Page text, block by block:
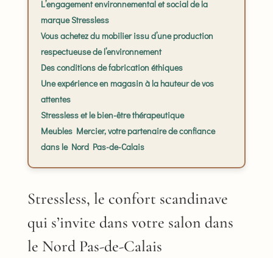
L’engagement environnemental et social de la
marque Stressless
Vous achetez du mobilier issu d’une production
respectueuse de l’environnement
Des conditions de fabrication éthiques
Une expérience en magasin à la hauteur de vos
attentes
Stressless et le bien-être thérapeutique
Meubles Mercier, votre partenaire de confiance
dans le Nord Pas-de-Calais
Stressless, le confort scandinave
qui s’invite dans votre salon dans
le Nord Pas-de-Calais